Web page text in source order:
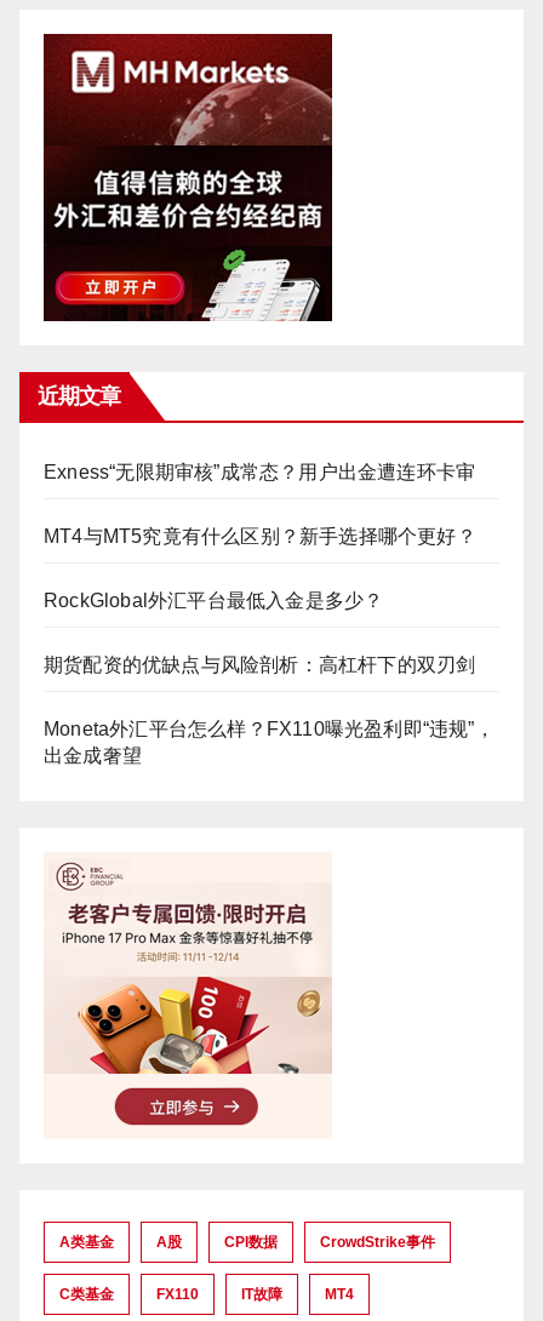
近期文章
Exness“无限期审核”成常态？用户出金遭连环卡审
MT4与MT5究竟有什么区别？新手选择哪个更好？
RockGlobal外汇平台最低入金是多少？
期货配资的优缺点与风险剖析：高杠杆下的双刃剑
Moneta外汇平台怎么样？FX110曝光盈利即“违规”，
出金成奢望
A类基金 A股 CPI数据 CrowdStrike事件
C类基金 FX110 IT故障 MT4